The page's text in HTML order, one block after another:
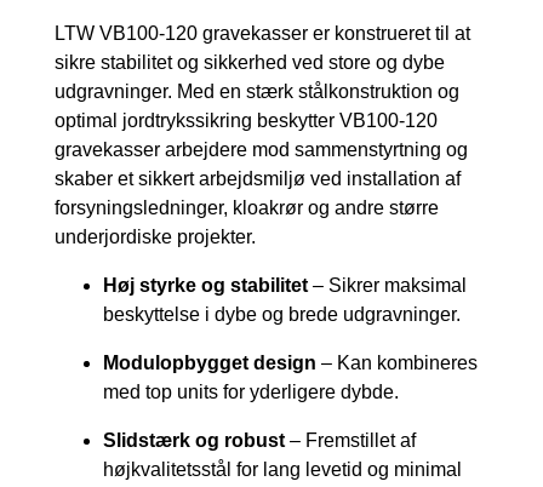
LTW VB100-120 gravekasser er konstrueret til at
sikre stabilitet og sikkerhed ved store og dybe
udgravninger. Med en stærk stålkonstruktion og
optimal jordtrykssikring beskytter VB100-120
gravekasser arbejdere mod sammenstyrtning og
skaber et sikkert arbejdsmiljø ved installation af
forsyningsledninger, kloakrør og andre større
underjordiske projekter.
Høj styrke og stabilitet – Sikrer maksimal
beskyttelse i dybe og brede udgravninger.
Modulopbygget design – Kan kombineres
med top units for yderligere dybde.
Slidstærk og robust – Fremstillet af
højkvalitetsstål for lang levetid og minimal